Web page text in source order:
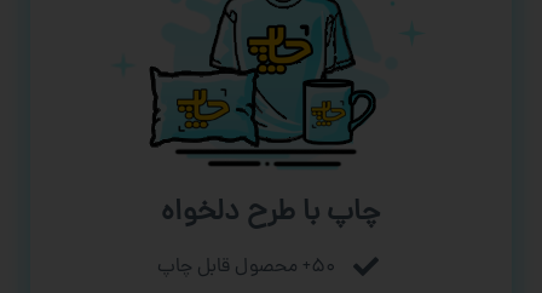
چاپ با طرح دلخواه
۵۰+ محصول قابل چاپ